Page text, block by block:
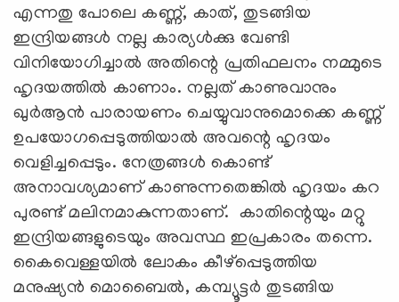
എന്നതു പോലെ കണ്ണ്, കാത്, തുടങ്ങിയ
ഇന്ദ്രിയങ്ങള്‍ നല്ല കാര്യള്‍ക്കു വേണ്ടി
വിനിയോഗിച്ചാല്‍ അതിന്റെ പ്രതിഫലനം നമ്മുടെ
ഹൃദയത്തില്‍ കാണാം. നല്ലത് കാണുവാനും
ഖുര്‍ആന്‍ പാരായണം ചെയ്യുവാനുമൊക്കെ കണ്ണ്
ഉപയോഗപ്പെടുത്തിയാല്‍ അവന്റെ ഹൃദയം
വെളിച്ചപ്പെടും. നേത്രങ്ങള്‍ കൊണ്ട്
അനാവശ്യമാണ് കാണുന്നതെങ്കില്‍ ഹൃദയം കറ
പുരണ്ട് മലിനമാകുന്നതാണ്. കാതിന്റെയും മറ്റു
ഇന്ദ്രിയങ്ങളുടെയും അവസ്ഥ ഇപ്രകാരം തന്നെ.
കൈവെള്ളയില്‍ ലോകം കീഴ്‌പ്പെടുത്തിയ
മനുഷ്യന്‍ മൊബൈല്‍, കമ്പ്യൂട്ടര്‍ തുടങ്ങിയ